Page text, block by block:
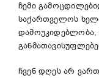
ჩემი
საქართველოს
დამოუკიდებლობა,
ჩვენ დღეს არ